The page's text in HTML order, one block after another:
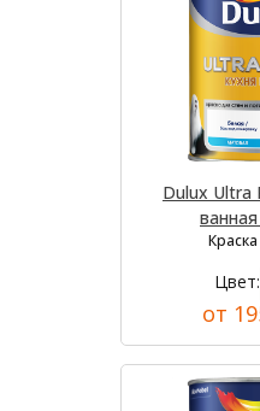
Dulux Ultra
Цвет:
от